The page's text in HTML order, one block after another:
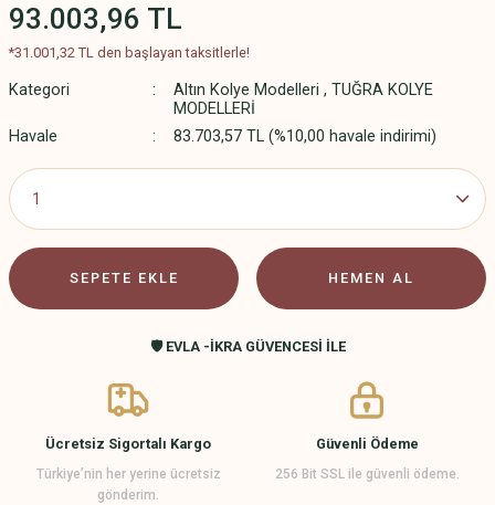
93.003,96 TL
*31.001,32 TL den başlayan taksitlerle!
Kategori Altın Kolye Modelleri , TUĞRA KOLYE
MODELLERİ
Havale
83.703,57 TL (%10,00 havale indirimi)
SEPETE EKLE HEMEN AL
🛡️ EVLA -İKRA GÜVENCESİ İLE
Ücretsiz Sigortalı Kargo
Türkiye’nin her yerine ücretsiz
gönderim.
Güvenli Ödeme
256 Bit SSL ile güvenli ödeme.